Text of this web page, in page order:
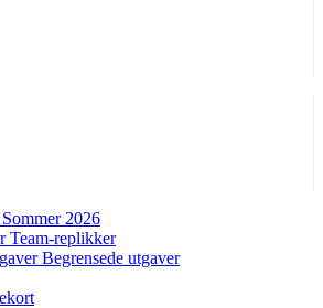
Sommer 2026
Team-replikker
Begrensede utgaver